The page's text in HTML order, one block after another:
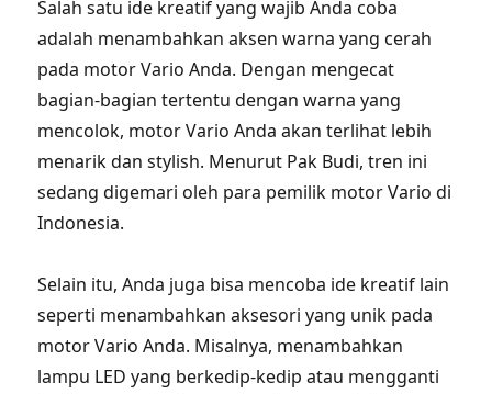
Salah satu ide kreatif yang wajib Anda coba
adalah menambahkan aksen warna yang cerah
pada motor Vario Anda. Dengan mengecat
bagian-bagian tertentu dengan warna yang
mencolok, motor Vario Anda akan terlihat lebih
menarik dan stylish. Menurut Pak Budi, tren ini
sedang digemari oleh para pemilik motor Vario di
Indonesia.
Selain itu, Anda juga bisa mencoba ide kreatif lain
seperti menambahkan aksesori yang unik pada
motor Vario Anda. Misalnya, menambahkan
lampu LED yang berkedip-kedip atau mengganti